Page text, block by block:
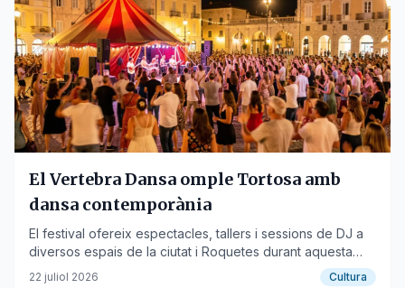
El Vertebra Dansa omple Tortosa amb
dansa contemporània
El festival ofereix espectacles, tallers i sessions de DJ a
diversos espais de la ciutat i Roquetes durant aquesta
setmana.
22 juliol 2026 Cultura